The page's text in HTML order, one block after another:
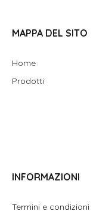
MAPPA DEL SITO
Home
Prodotti
INFORMAZIONI
Termini e condizioni